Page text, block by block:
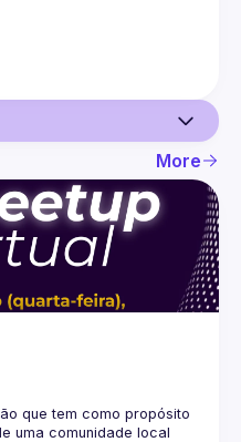
More
que tem como propósito
uma comunidade local